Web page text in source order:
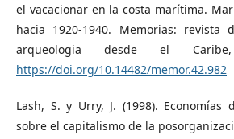
el vacacionar en la costa marítima.
hacia 1920-1940. Memorias:
arqueologia desde el
https://doi.org/10.14482/memor.42.982
Lash, S. y Urry, J. (1998). Economías
sobre el capitalismo de la